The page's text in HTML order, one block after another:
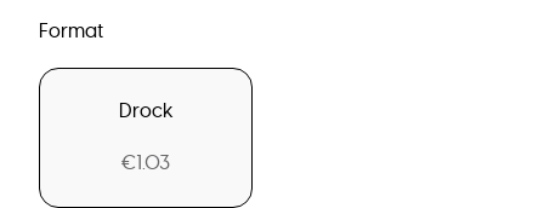
Format
Drock
€1.03